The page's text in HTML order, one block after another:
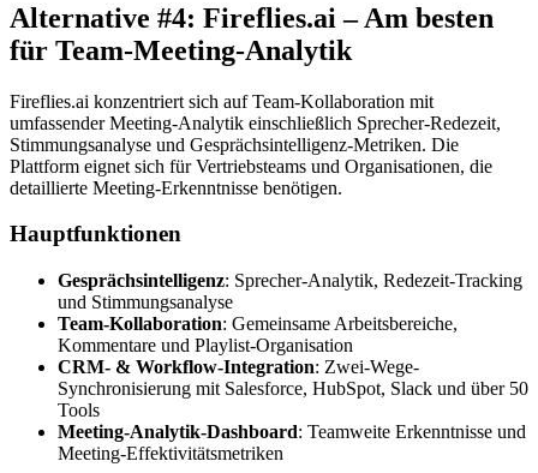
Alternative #4: Fireflies.ai – Am besten
für Team-Meeting-Analytik
Fireflies.ai konzentriert sich auf Team-Kollaboration mit
umfassender Meeting-Analytik einschließlich Sprecher-Redezeit,
Stimmungsanalyse und Gesprächsintelligenz-Metriken. Die
Plattform eignet sich für Vertriebsteams und Organisationen, die
detaillierte Meeting-Erkenntnisse benötigen.
Hauptfunktionen
Gesprächsintelligenz: Sprecher-Analytik, Redezeit-Tracking
und Stimmungsanalyse
Team-Kollaboration: Gemeinsame Arbeitsbereiche,
Kommentare und Playlist-Organisation
CRM- & Workflow-Integration: Zwei-Wege-
Synchronisierung mit Salesforce, HubSpot, Slack und über 50
Tools
Meeting-Analytik-Dashboard: Teamweite Erkenntnisse und
Meeting-Effektivitätsmetriken